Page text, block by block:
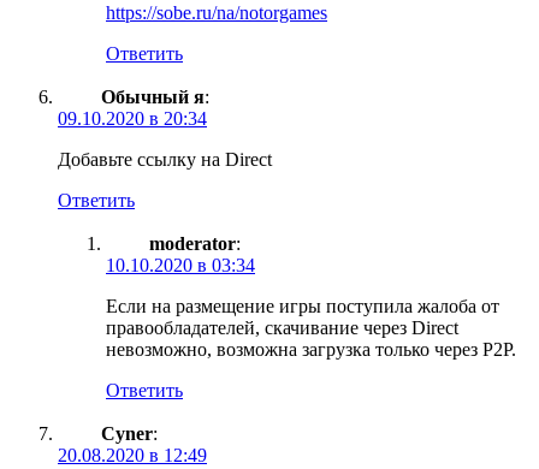
https://sobe.ru/na/notorgames
Ответить
Обычный я:
09.10.2020 в 20:34
Добавьте ссылку на Direct
Ответить
moderator:
10.10.2020 в 03:34
Если на размещение игры поступила жалоба от
правообладателей, скачивание через Direct
невозможно, возможна загрузка только через P2P.
Ответить
Cyner:
20.08.2020 в 12:49